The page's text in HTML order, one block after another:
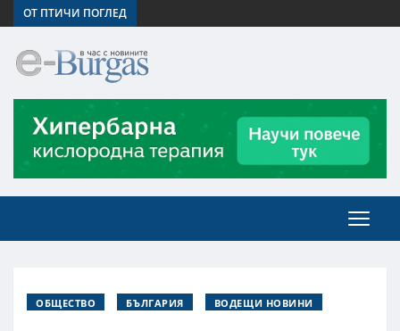
ОТ ПТИЧИ ПОГЛЕД
ОБЩЕСТВО БЪЛГАРИЯ ВОДЕЩИ НОВИНИ